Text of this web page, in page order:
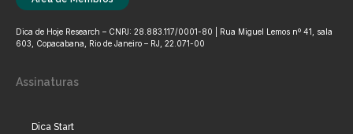
Dica de Hoje Research – CNPJ: 28.883.117/0001-80 | Rua Miguel Lemos nº 41, sala
603, Copacabana, Rio de Janeiro – RJ, 22.071-00
Assinaturas
Dica Start